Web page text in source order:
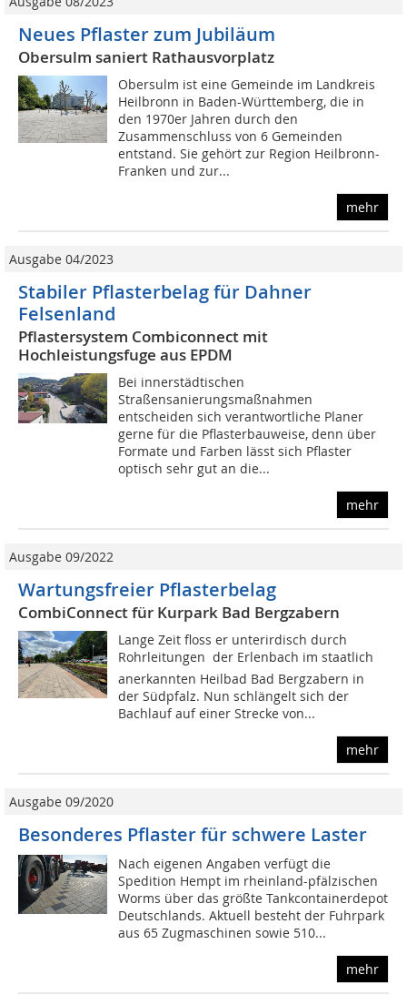
Neues Pflaster zum Jubiläum
Obersulm saniert Rathausvorplatz
Obersulm ist eine Gemeinde im Landkreis
Heilbronn in Baden-Württemberg, die in
den 1970er Jahren durch den
Zusammenschluss von 6 Gemeinden
entstand. Sie gehört zur Region Heilbronn-
Franken und zur...
mehr
Ausgabe 04/2023
Stabiler Pflasterbelag für Dahner
Felsenland
Pflastersystem Combiconnect mit
Hochleistungsfuge aus EPDM
Bei innerstädtischen
Straßensanierungsmaßnahmen
entscheiden sich verantwortliche Planer
gerne für die Pflasterbauweise, denn über
Formate und Farben lässt sich Pflaster
optisch sehr gut an die...
mehr
Ausgabe 09/2022
Wartungsfreier Pflasterbelag
CombiConnect für Kurpark Bad Bergzabern
Lange Zeit floss er unterirdisch durch
Rohrleitungen  der Erlenbach im staatlich
anerkannten Heilbad Bad Bergzabern in
der Südpfalz. Nun schlängelt sich der
Bachlauf auf einer Strecke von...
mehr
Ausgabe 09/2020
Besonderes Pflaster für schwere Laster
Nach eigenen Angaben verfügt die
Spedition Hempt im rheinland-pfälzischen
Worms über das größte Tankcontainerdepot
Deutschlands. Aktuell besteht der Fuhrpark
aus 65 Zugmaschinen sowie 510...
mehr